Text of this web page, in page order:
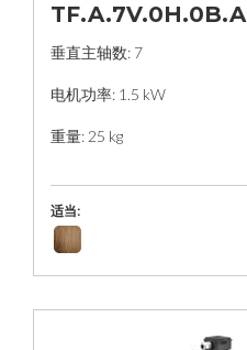
TF.A.7V.0H.0B.A
垂直主轴数: 7
电机功率: 1.5 kW
重量: 25 kg
适当: